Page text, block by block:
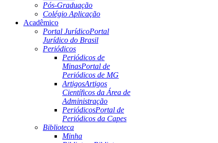
Pós-Graduação
Colégio Aplicação
Acadêmico
Portal JurídicoPortal
Jurídico do Brasil
Periódicos
Periódicos de
MinasPortal de
Periódicos de MG
ArtigosArtigos
Científicos da Área de
Administração
PeriódicosPortal de
Periódicos da Capes
Biblioteca
Minha